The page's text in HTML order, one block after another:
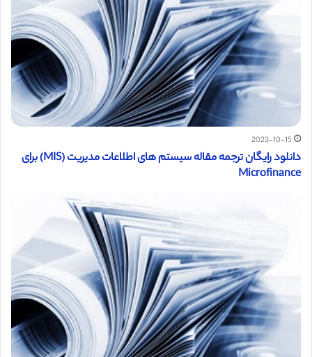
2023-10-15
دانلود رایگان ترجمه مقاله سیستم های اطلاعات مدیریت (MIS) برای
Microfinance